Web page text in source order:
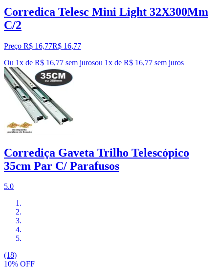
Corredica Telesc Mini Light 32X300Mm
C/2
Preço R$ 16,77R$ 16,77
Ou 1x de R$ 16,77 sem jurosou 1x de R$ 16,77 sem juros
Corrediça Gaveta Trilho Telescópico
35cm Par C/ Parafusos
5.0
(18)
10% OFF